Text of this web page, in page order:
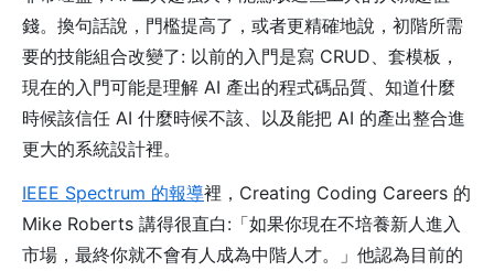
錢。換句話說，門檻提高了，或者更精確地說，初階所需
要的技能組合改變了: 以前的入門是寫 CRUD、套模板，
現在的入門可能是理解 AI 產出的程式碼品質、知道什麼
時候該信任 AI 什麼時候不該、以及能把 AI 的產出整合進
更大的系統設計裡。
IEEE Spectrum 的報導裡，Creating Coding Careers 的
Mike Roberts 講得很直白:「如果你現在不培養新人進入
市場，最終你就不會有人成為中階人才。」他認為目前的